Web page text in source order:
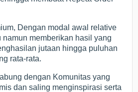
Dengan modal awal relative
namun memberikan hasil yang
jutaan hingga puluhan
rata-rata.
dengan Komunitas yang
dan saling menginspirasi serta